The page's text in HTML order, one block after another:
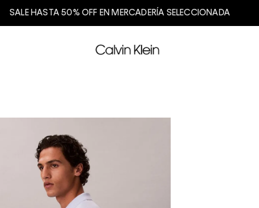
SALE HASTA 50% OFF EN MERCADERÍA SELECCIONADA